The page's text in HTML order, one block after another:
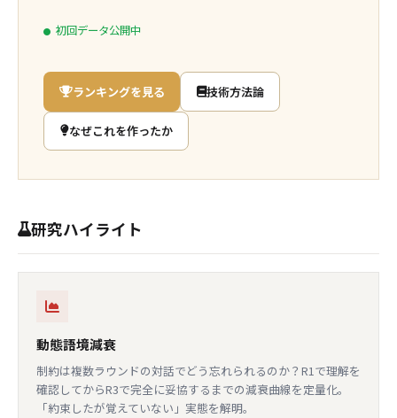
初回データ公開中
ランキングを見る 技術方法論
なぜこれを作ったか
研究ハイライト
動態語境減衰
制約は複数ラウンドの対話でどう忘れられるのか？R1で理解を
確認してからR3で完全に妥協するまでの減衰曲線を定量化。
「約束したが覚えていない」実態を解明。